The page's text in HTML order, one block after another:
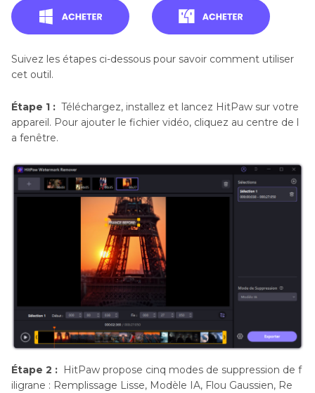
Suivez les étapes ci-dessous pour savoir comment utiliser
cet outil.
Étape 1 : Téléchargez, installez et lancez HitPaw sur votre
appareil. Pour ajouter le fichier vidéo, cliquez au centre de l
a fenêtre.
Étape 2 : HitPaw propose cinq modes de suppression de f
iligrane : Remplissage Lisse, Modèle IA, Flou Gaussien, Re